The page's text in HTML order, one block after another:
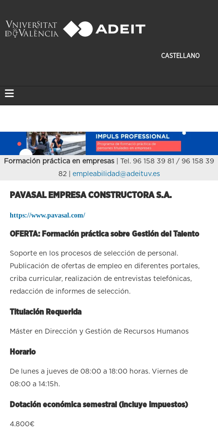
CASTELLANO
Formación práctica en empresas
| Tel. 96 158 39 81 / 96 158 39
82 | empleabilidad@adeituv.es
PAVASAL EMPRESA CONSTRUCTORA S.A.
https://www.pavasal.com/
OFERTA: Formación práctica sobre Gestión del Talento
Soporte en los procesos de selección de personal.
Publicación de ofertas de empleo en diferentes portales,
criba curricular, realización de entrevistas telefónicas,
redacción de informes de selección.
Titulación Requerida
Máster en Dirección y Gestión de Recursos Humanos
Horario
De lunes a jueves de 08:00 a 18:00 horas. Viernes de
08:00 a 14:15h.
Dotación económica semestral (incluye impuestos)
4.800€